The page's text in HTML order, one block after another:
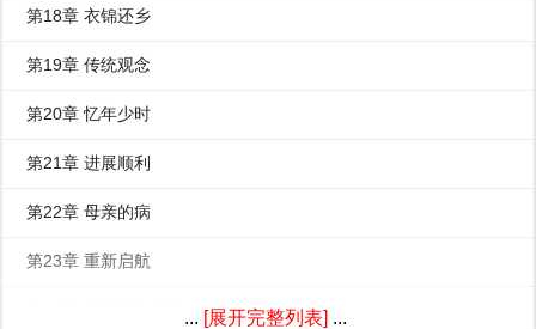
第18章 衣锦还乡
第19章 传统观念
第20章 忆年少时
第21章 进展顺利
第22章 母亲的病
第23章 重新启航
... [展开完整列表] ...